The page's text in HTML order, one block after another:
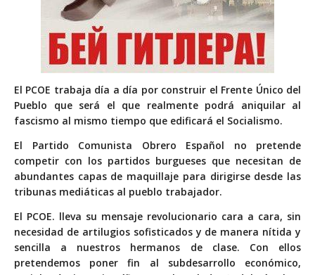
El PCOE trabaja día a día por construir el Frente Único del
Pueblo que será el que realmente podrá aniquilar al
fascismo al mismo tiempo que edificará el Socialismo.
El Partido Comunista Obrero Español no pretende
competir con los partidos burgueses que necesitan de
abundantes capas de maquillaje para dirigirse desde las
tribunas mediáticas al pueblo trabajador.
El PCOE. lleva su mensaje revolucionario cara a cara, sin
necesidad de artilugios sofisticados y de manera nítida y
sencilla a nuestros hermanos de clase. Con ellos
pretendemos poner fin al subdesarrollo económico,